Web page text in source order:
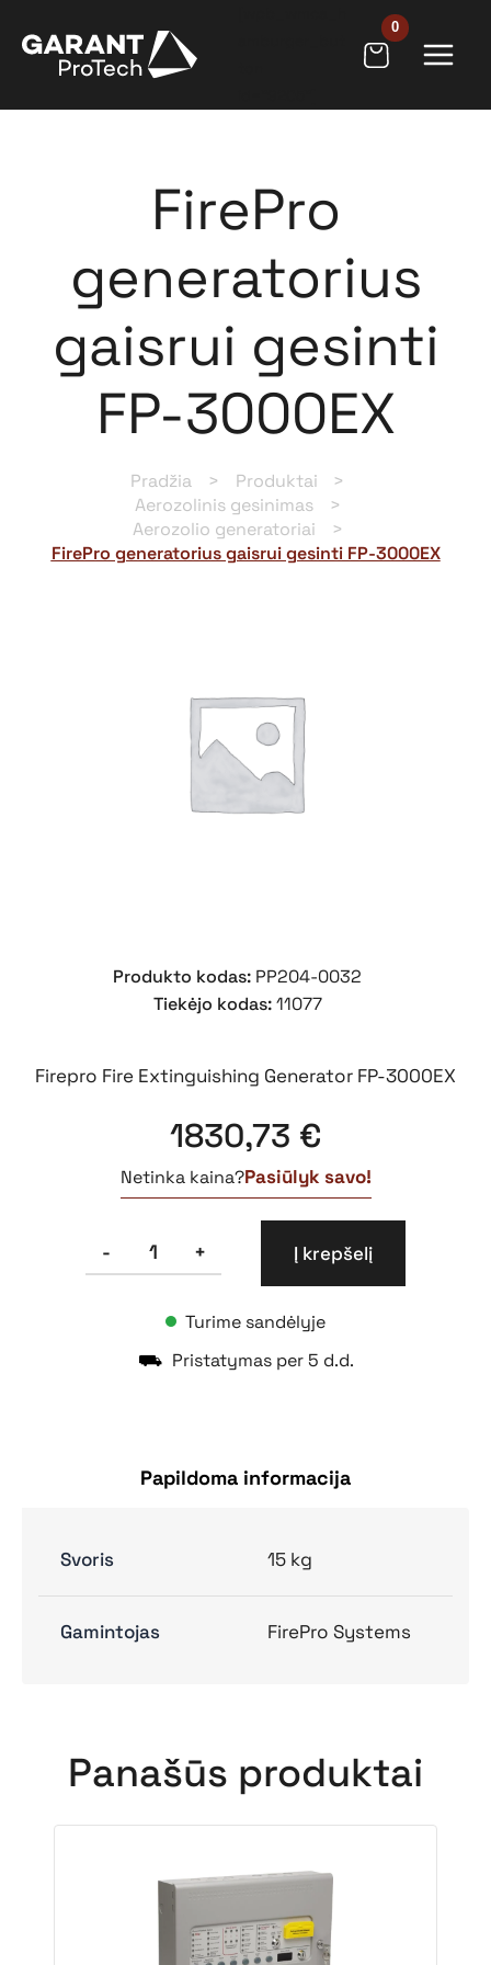
prie
FirePro
generatorius
gaisrui gesinti
FP-3000EX
Pradžia
Produktai
Aerozolinis gesinimas
Aerozolio generatoriai
FirePro generatorius gaisrui gesinti FP-3000EX
Produkto kodas: PP204-0032
Tiekėjo kodas:11077
Firepro Fire Extinguishing Generator FP-3000EX
1830,73 €
Netinka kaina?Pasiūlyk savo!
-
produkto
+ Į krepšelį
Turime sandėlyje
⛟ Pristatymas per 5 d.d.
Papildoma informacija
Svoris 15 kg
Gamintojas FirePro Systems
Panašūs produktai